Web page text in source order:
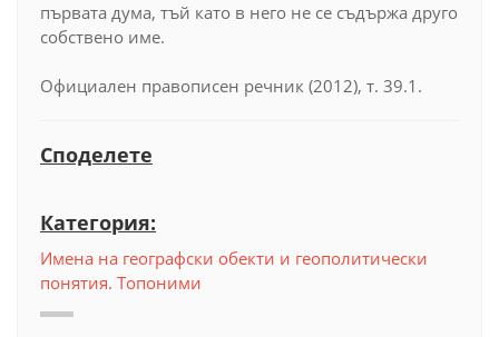
първата дума, тъй като в него не се съдържа друго
собствено име.
Официален правописен речник (2012), т. 39.1.
Споделете
Категория:
Имена на географски обекти и геополитически
понятия. Топоними